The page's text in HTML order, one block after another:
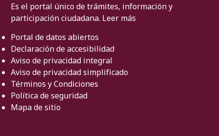
Es el portal único de trámites, información y
participación ciudadana. Leer más
Portal de datos abiertos
Declaración de accesibilidad
Aviso de privacidad integral
Aviso de privacidad simplificado
Términos y Condiciones
Política de seguridad
Mapa de sitio